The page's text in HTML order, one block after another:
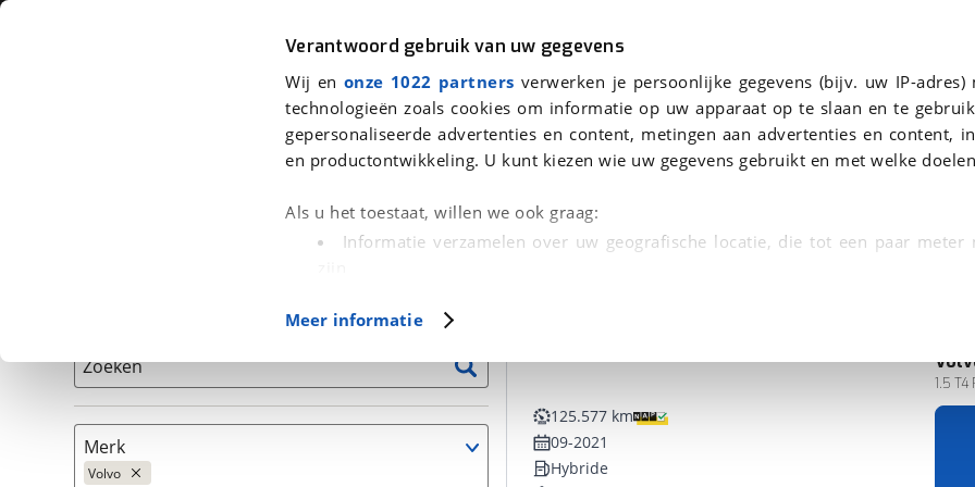
Verantwoord gebruik van uw gegevens
Wij en onze 1022 partners verwerken je persoonlijke gegevens (bijv. uw IP-adres)
technologieën zoals cookies om informatie op uw apparaat op te slaan en te
gepersonaliseerde advertenties en content, metingen aan advertenties en content,
en productontwikkeling. U kunt kiezen wie uw gegevens gebruikt en met welke
Als u het toestaat, willen we ook graag:
Informatie verzamelen over uw geografische locatie, die tot een paar meter
(fingerprinting)
in. U kunt uw toestemming op elk moment wijzigen of
Cookieverklaring.
Met cookies en vergelijkbare technieken zorgen we voor een betere en meer
Functionele cookies zorgen ervoor dat de website goed werkt. Ook gebruiken we
Meer informatie
Auto Fiets Motor
We hebben 7 auto's voor je gevonden
Zoeken
Merk
Volvo
1.5 T4
125.577 km
09-2021
Hybride